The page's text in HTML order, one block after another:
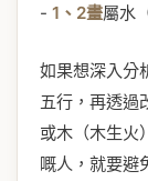
- 1、2畫屬水
如果想深入分
五行，再透過
或木（木生火
嘅人，就要避